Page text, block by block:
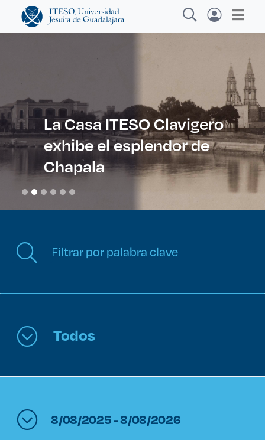
Explora sitios web, programas académicos,
actividades y noticias
Diplomados y C
Enlaces de interés
Becas
Derecho
La Casa ITESO Clavigero
exhibe el esplendor de
Chapala
Todos
8/08/2025 - 8/08/2026